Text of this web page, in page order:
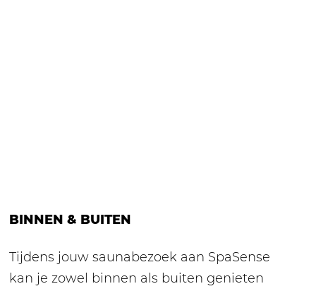
BINNEN & BUITEN
Tijdens jouw saunabezoek aan SpaSense
kan je zowel binnen als buiten genieten